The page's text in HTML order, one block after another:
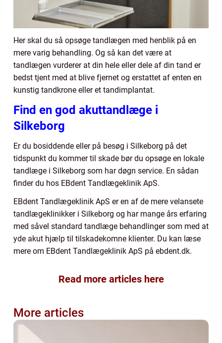
Her skal du så opsøge tandlægen med henblik på en
mere varig behandling. Og så kan det være at
tandlægen vurderer at din hele eller dele af din tand er
bedst tjent med at blive fjernet og erstattet af enten en
kunstig tandkrone eller et tandimplantat.
Find en god akuttandlæge i
Silkeborg
Er du bosiddende eller på besøg i Silkeborg på det
tidspunkt du kommer til skade bør du opsøge en lokale
tandlæge i Silkeborg som har døgn service. En sådan
finder du hos EBdent Tandlægeklinik ApS.
EBdent Tandlægeklinik ApS er en af de mere velansete
tandlægeklinikker i Silkeborg og har mange års erfaring
med såvel standard tandlæge behandlinger som med at
yde akut hjælp til tilskadekomne klienter. Du kan læse
mere om EBdent Tandlægeklinik ApS på ebdent.dk.
Read more articles here
More articles